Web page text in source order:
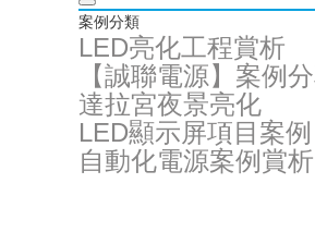
案例分類
LED亮化工程賞析
【誠聯電源】案例
達拉宮夜景亮化
LED顯示屏項目案例
自動化電源案例賞析